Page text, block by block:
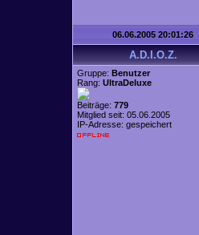
06.06.2005 20:01:26
A.D.I.O.Z.
Gruppe: Benutzer
Rang: UltraDeluxe
Beiträge: 779
Mitglied seit: 05.06.2005
IP-Adresse: gespeichert